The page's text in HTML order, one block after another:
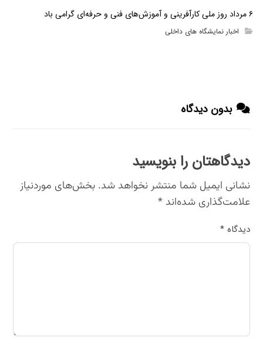
۶ مرداد روز ملی کارآفرینی و آموزش‌های فنی و حرفه‌ای گرامی باد
اخبار نمایشگاه های داخلی
بدون دیدگاه
دیدگاهتان را بنویسید
نشانی ایمیل شما منتشر نخواهد شد. بخش‌های موردنیاز
علامت‌گذاری شده‌اند*
دیدگاه*